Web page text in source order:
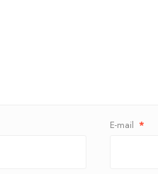
E-mail *